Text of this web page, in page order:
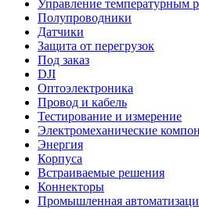
Управление температурным
Полупроводники
Датчики
Защита от перегрузок
Под заказ
DJI
Оптоэлектроника
Провод и кабель
Тестирование и измерение
Электромеханические
Энергия
Корпуса
Встраиваемые решения
Коннекторы
Промышленная